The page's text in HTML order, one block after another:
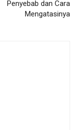
Penyebab dan Cara
Mengatasinya